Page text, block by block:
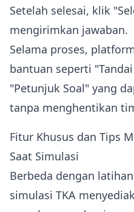
Setelah selesai, klik
mengirimkan jawaban.
Selama proses,
bantuan seperti
"Petunjuk Soal" yang
tanpa menghentikan
Fitur Khusus dan Tips
Saat Simulasi
Berbeda dengan
simulasi TKA